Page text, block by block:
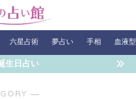
六星占術 夢占い 手相 血液
生日占い
―